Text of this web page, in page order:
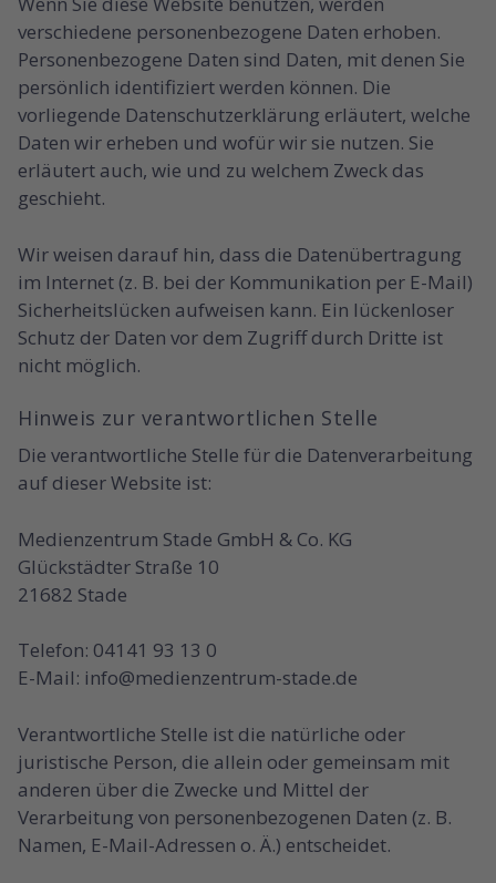
verschiedene personenbezogene Daten erhoben.
Personenbezogene Daten sind Daten, mit denen Sie
persönlich identifiziert werden können. Die
vorliegende Datenschutzerklärung erläutert, welche
Daten wir erheben und wofür wir sie nutzen. Sie
erläutert auch, wie und zu welchem Zweck das
geschieht.
Wir weisen darauf hin, dass die Datenübertragung
im Internet (z. B. bei der Kommunikation per E-Mail)
Sicherheitslücken aufweisen kann. Ein lückenloser
Schutz der Daten vor dem Zugriff durch Dritte ist
nicht möglich.
Hinweis zur verantwortlichen Stelle
Die verantwortliche Stelle für die Datenverarbeitung
auf dieser Website ist:
Medienzentrum Stade GmbH & Co. KG
Glückstädter Straße 10
21682 Stade
Telefon: 04141 93 13 0
E-Mail: info@medienzentrum-stade.de
Verantwortliche Stelle ist die natürliche oder
juristische Person, die allein oder gemeinsam mit
anderen über die Zwecke und Mittel der
Verarbeitung von personenbezogenen Daten (z. B.
Namen, E-Mail-Adressen o. Ä.) entscheidet.